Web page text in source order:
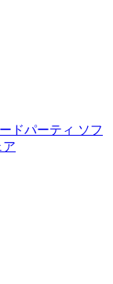
ドパーティ ソフ
ア